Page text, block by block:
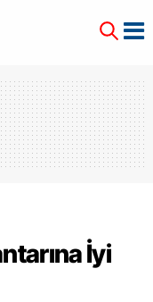
İyi